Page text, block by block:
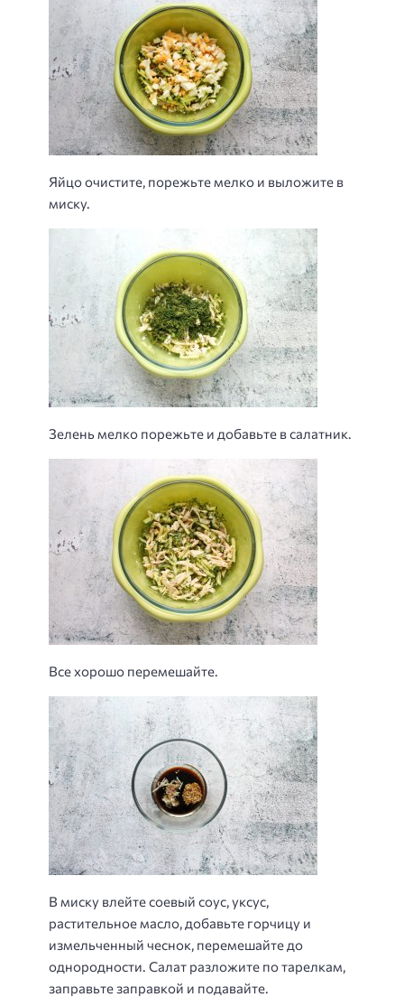
Яйцо очистите, порежьте мелко и выложите в
миску.
Зелень мелко порежьте и добавьте в салатник.
Все хорошо перемешайте.
В миску влейте соевый соус, уксус,
растительное масло, добавьте горчицу и
измельченный чеснок, перемешайте до
однородности. Салат разложите по тарелкам,
заправьте заправкой и подавайте.